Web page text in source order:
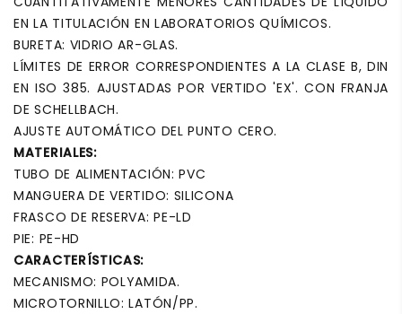
EN LA TITULACIÓN EN LABORATORIOS QUÍMICOS.
BURETA: VIDRIO AR-GLAS.
LÍMITES DE ERROR CORRESPONDIENTES A LA CLASE B, DIN
EN ISO 385. AJUSTADAS POR VERTIDO 'EX'. CON FRANJA
DE SCHELLBACH.
AJUSTE AUTOMÁTICO DEL PUNTO CERO.
MATERIALES:
TUBO DE ALIMENTACIÓN: PVC
MANGUERA DE VERTIDO: SILICONA
FRASCO DE RESERVA: PE-LD
PIE: PE-HD
CARACTERÍSTICAS:
MECANISMO: POLYAMIDA.
MICROTORNILLO: LATÓN/PP.